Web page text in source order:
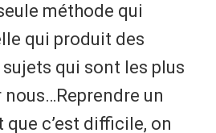
méthode qui
qui produit des
qui sont les plus
un
c’est difficile, on